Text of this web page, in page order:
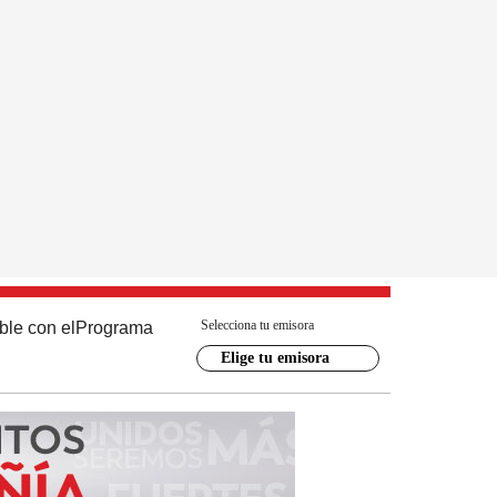
con el Programa Selecciona tu emisora
Elige tu emisora